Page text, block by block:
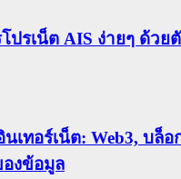
ปรเน็ต AIS ง่ายๆ ด้วยตั
เทอร์เน็ต: Web3, บล็
งข้อมูล